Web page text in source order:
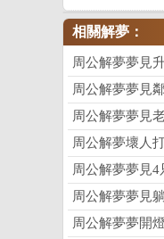
相關解夢：
周公解夢夢見
周公解夢夢見
周公解夢夢見
周公解夢壞人
周公解夢夢見4
周公解夢夢見
周公解夢夢開